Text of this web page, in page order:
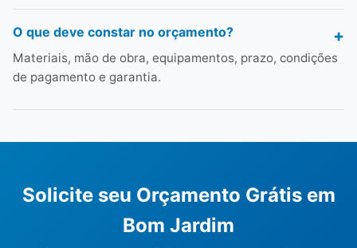
O que deve constar no orçamento?
Materiais, mão de obra, equipamentos, prazo, condições
de pagamento e garantia.
Solicite seu Orçamento Grátis em
Bom Jardim